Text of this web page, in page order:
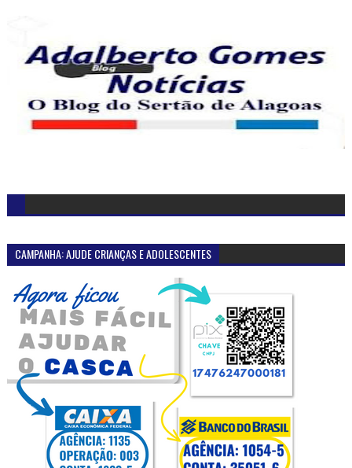
CAMPANHA: AJUDE CRIANÇAS E ADOLESCENTES